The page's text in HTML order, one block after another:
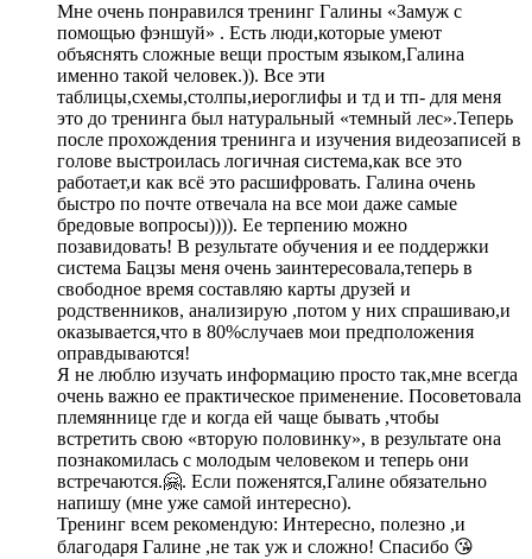
Мне очень понравился тренинг Галины «Замуж с
помощью фэншуй» . Есть люди,которые умеют
объяснять сложные вещи простым языком,Галина
именно такой человек.)). Все эти
таблицы,схемы,столпы,иероглифы и тд и тп- для меня
это до тренинга был натуральный «темный лес».Теперь
после прохождения тренинга и изучения видеозаписей в
голове выстроилась логичная система,как все это
работает,и как всё это расшифровать. Галина очень
быстро по почте отвечала на все мои даже самые
бредовые вопросы)))). Ее терпению можно
позавидовать! В результате обучения и ее поддержки
система Бацзы меня очень заинтересовала,теперь в
свободное время составляю карты друзей и
родственников, анализирую ,потом у них спрашиваю,и
оказывается,что в 80%случаев мои предположения
оправдываются!
Я не люблю изучать информацию просто так,мне всегда
очень важно ее практическое применение. Посоветовала
племяннице где и когда ей чаще бывать ,чтобы
встретить свою «вторую половинку», в результате она
познакомилась с молодым человеком и теперь они
встречаются.🤗. Если поженятся,Галине обязательно
напишу (мне уже самой интересно).
Тренинг всем рекомендую: Интересно, полезно ,и
благодаря Галине ,не так уж и сложно! Спасибо 😘